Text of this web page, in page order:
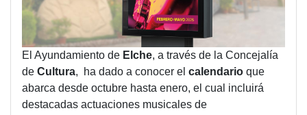
El Ayundamiento de Elche, a través de la Concejalía
de Cultura, ha dado a conocer el calendario que
abarca desde octubre hasta enero, el cual incluirá
destacadas actuaciones musicales de